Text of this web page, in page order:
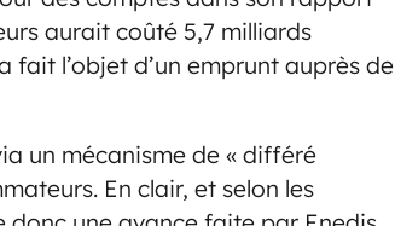
aurait coûté 5,7 milliards
fait l’objet d’un emprunt auprès de
un mécanisme de « différé
En clair, et selon les